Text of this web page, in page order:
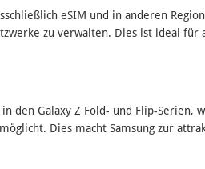
eSIM und in anderen
zu verwalten. Dies ist ideal für
den Galaxy Z Fold- und Flip-Serien,
Dies macht Samsung zur